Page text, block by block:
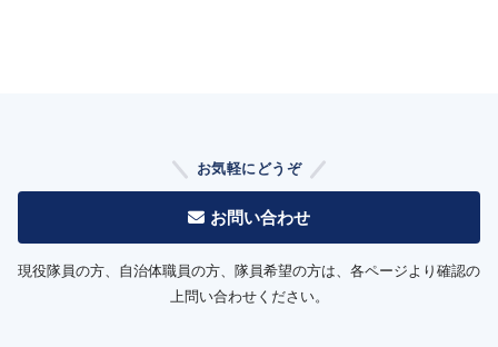
お気軽にどうぞ
お問い合わせ
現役隊員の方、自治体職員の方、隊員希望の方は、各ページより確認の
上問い合わせください。